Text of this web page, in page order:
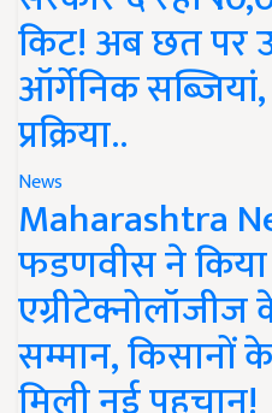
किट! अब छत पर
ऑर्गेनिक
प्रक्रिया..
News
Maharashtra
फडणवीस ने किया
सम्मान, किसानों